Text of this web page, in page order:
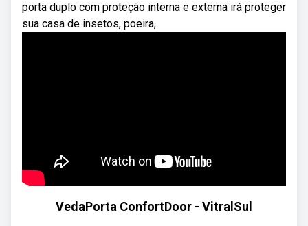
porta duplo com proteção interna e externa irá proteger
sua casa de insetos, poeira,.
VedaPorta ConfortDoor - VitralSul